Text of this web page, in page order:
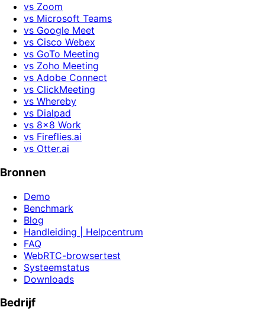
vs Zoom
vs Microsoft Teams
vs Google Meet
vs Cisco Webex
vs GoTo Meeting
vs Zoho Meeting
vs Adobe Connect
vs ClickMeeting
vs Whereby
vs Dialpad
vs 8x8 Work
vs Fireflies.ai
vs Otter.ai
Bronnen
Demo
Benchmark
Blog
Handleiding | Helpcentrum
FAQ
WebRTC-browsertest
Systeemstatus
Downloads
Bedrijf